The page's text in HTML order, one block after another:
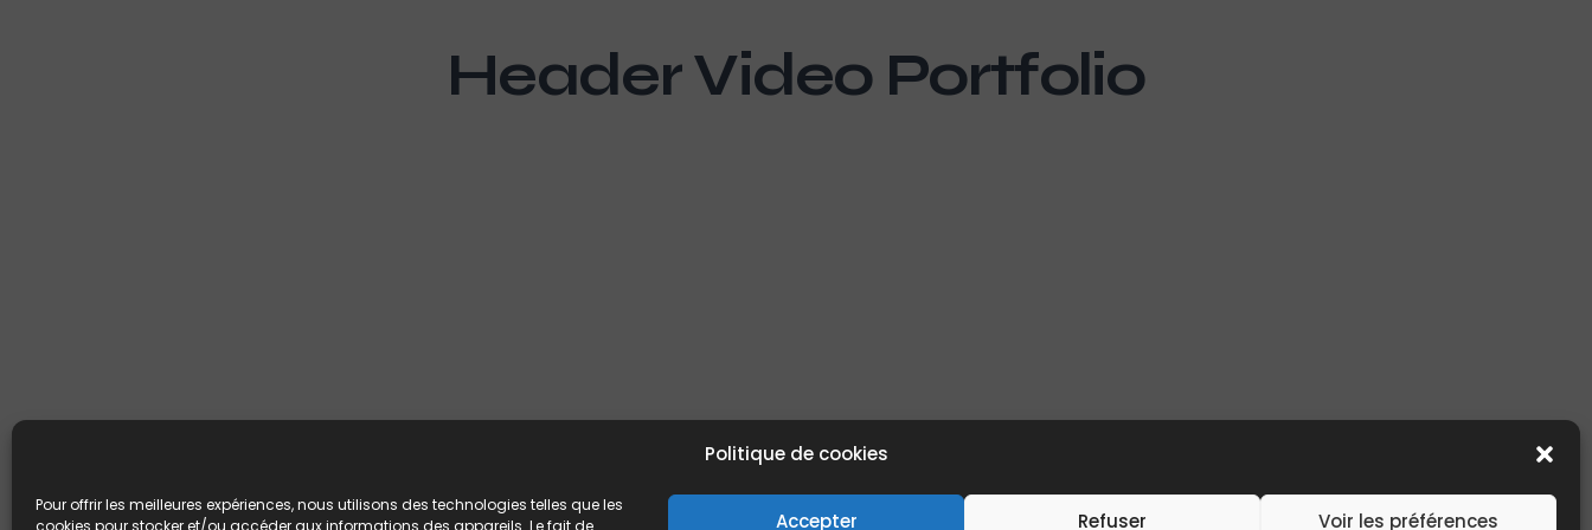
Politique de cookies
Pour offrir les meilleures expériences, nous utilisons des technologies telles que les
cookies pour stocker et/ou accéder aux informations des appareils. Le fait de
Accepter Refuser Voir les préférences
Header Video Portfolio